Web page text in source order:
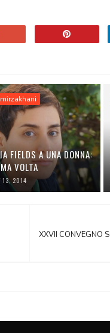
FIELDS A UNA DONNA:
VOLTA
13, 2014
XXVII CONVEGNO